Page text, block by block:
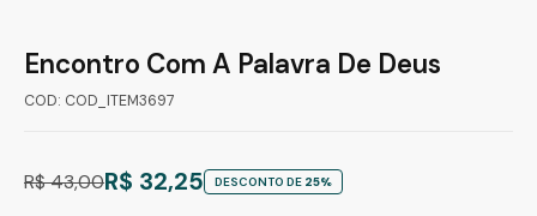
Encontro Com A Palavra De Deus
COD: COD_ITEM3697
R$ 43,00R$ 32,25 DESCONTO DE 25%